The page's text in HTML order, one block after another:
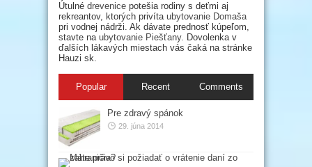
Útulné drevenice potešia rodiny s deťmi aj
rekreantov, ktorých privíta ubytovanie Domaša
pri vodnej nádrži. Ak dávate prednosť kúpeľom,
stavte na ubytovanie Piešťany. Dovolenka v
ďalších lákavých miestach vás čaká na stránke
Hauzi sk.
Popular Recent Comments
Pre zdravý spánok
29. júna 2014